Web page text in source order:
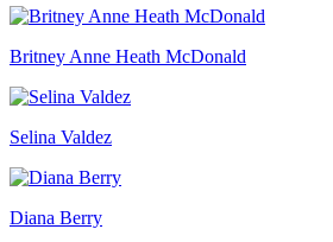
Britney Anne Heath McDonald
Selina Valdez
Diana Berry